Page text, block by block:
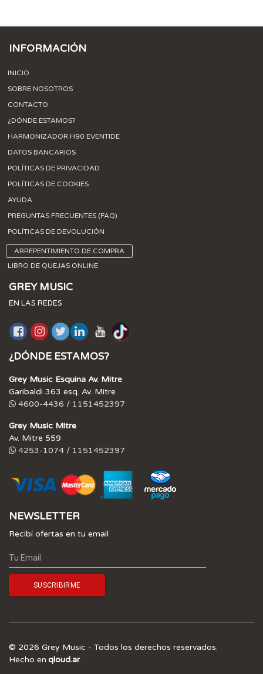
INFORMACIÓN
INICIO
SOBRE NOSOTROS
CONTACTO
¿DÓNDE ESTAMOS?
HARMONIZADOR H90 EVENTIDE
DATOS BANCARIOS
POLÍTICAS DE PRIVACIDAD
POLÍTICAS DE COOKIES
AYUDA
PREGUNTAS FRECUENTES (FAQ)
POLÍTICAS DE DEVOLUCIÓN
ARREPENTIMIENTO DE COMPRA
LIBRO DE QUEJAS ONLINE
GREY MUSIC
EN LAS REDES
¿DÓNDE ESTAMOS?
Grey Music Esquina Av. Mitre
Garibaldi 363 esq. Av. Mitre
4600-4436 / 1151452397
Grey Music Mitre
Av. Mitre 559
4253-1074 / 1151452397
NEWSLETTER
Recibí ofertas en tu email
© 2026 Grey Music - Todos los derechos reservados.
Hecho en qloud.ar